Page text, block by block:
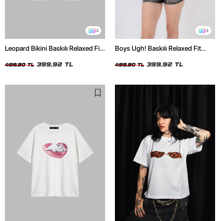
2
Leopard Bikini Baskılı Relaxed Fit
499,90 TL 399,92 TL
2
Boys Ugh! Baskılı Relaxed Fit
499,90 TL 399,92 TL